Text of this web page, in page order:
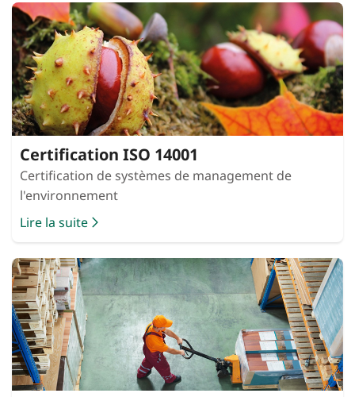
Certification ISO 14001
Certification de systèmes de management de
l'environnement
Lire la suite